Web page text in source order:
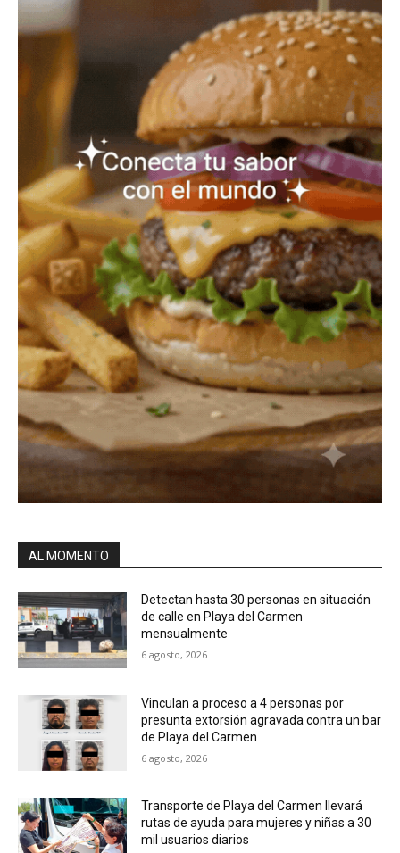
AL MOMENTO
Detectan hasta 30 personas en situación
de calle en Playa del Carmen
mensualmente
6 agosto, 2026
Vinculan a proceso a 4 personas por
presunta extorsión agravada contra un bar
de Playa del Carmen
6 agosto, 2026
Transporte de Playa del Carmen llevará
rutas de ayuda para mujeres y niñas a 30
mil usuarios diarios